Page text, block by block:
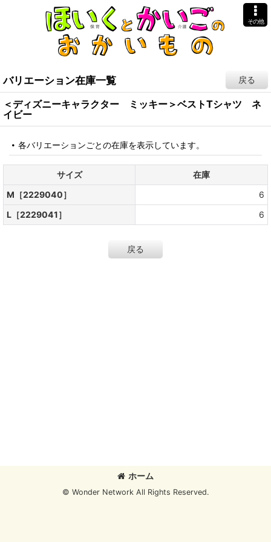
その他
バリエーション在庫一覧 戻る
＜ディズニーキャラクター ミッキー＞ベストTシャツ ネ
イビー
各バリエーションごとの在庫を表示しています。
サイズ
在庫
M［2229040］
6
L［2229041］
6
戻る
ホーム
© Wonder Network All Rights Reserved.